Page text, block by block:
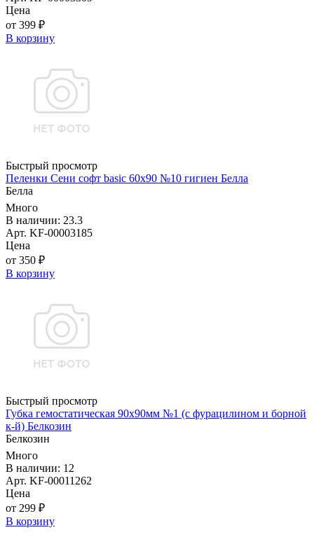
Цена
от 399 ₽
В корзину
Быстрый просмотр
Пеленки Сени софт basic 60х90 №10 гигиен Белла
Белла
Много
В наличии: 23.3
Арт. KF-00003185
Цена
от 350 ₽
В корзину
Быстрый просмотр
Губка гемостатическая 90х90мм №1 (с фурацилином и борной
к-й) Белкозин
Белкозин
Много
В наличии: 12
Арт. KF-00011262
Цена
от 299 ₽
В корзину